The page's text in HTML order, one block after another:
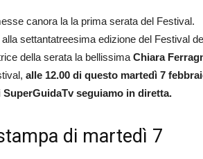
canora la la prima serata del Festival.
settantatreesima edizione del Festival
della serata la bellissima Chiara
alle 12.00 di questo martedì 7
seguiamo in diretta.
di martedì 7